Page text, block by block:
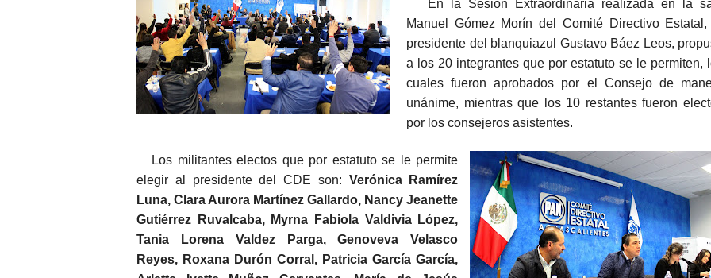
En la Sesión Extraordinaria realizada en la
Manuel Gómez Morín del Comité Directivo
presidente del blanquiazul Gustavo Báez Leos,
a los 20 integrantes que por estatuto se le permiten,
cuales fueron aprobados por el Consejo de
unánime, mientras que los 10 restantes fueron
por los consejeros asistentes.
Los militantes electos que por estatuto se le permite
elegir al presidente del CDE son: Verónica Ramírez
Luna, Clara Aurora Martínez Gallardo, Nancy Jeanette
Gutiérrez Ruvalcaba, Myrna Fabiola Valdivia López,
Tania Lorena Valdez Parga, Genoveva Velasco
Reyes, Roxana Durón Corral, Patricia García García,